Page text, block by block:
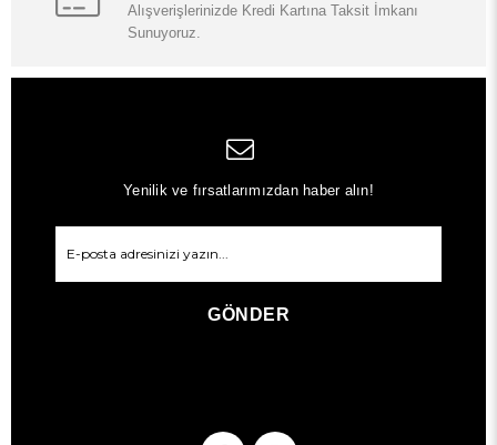
Alışverişlerinizde Kredi Kartına Taksit İmkanı
Sunuyoruz.
Yenilik ve fırsatlarımızdan haber alın!
GÖNDER